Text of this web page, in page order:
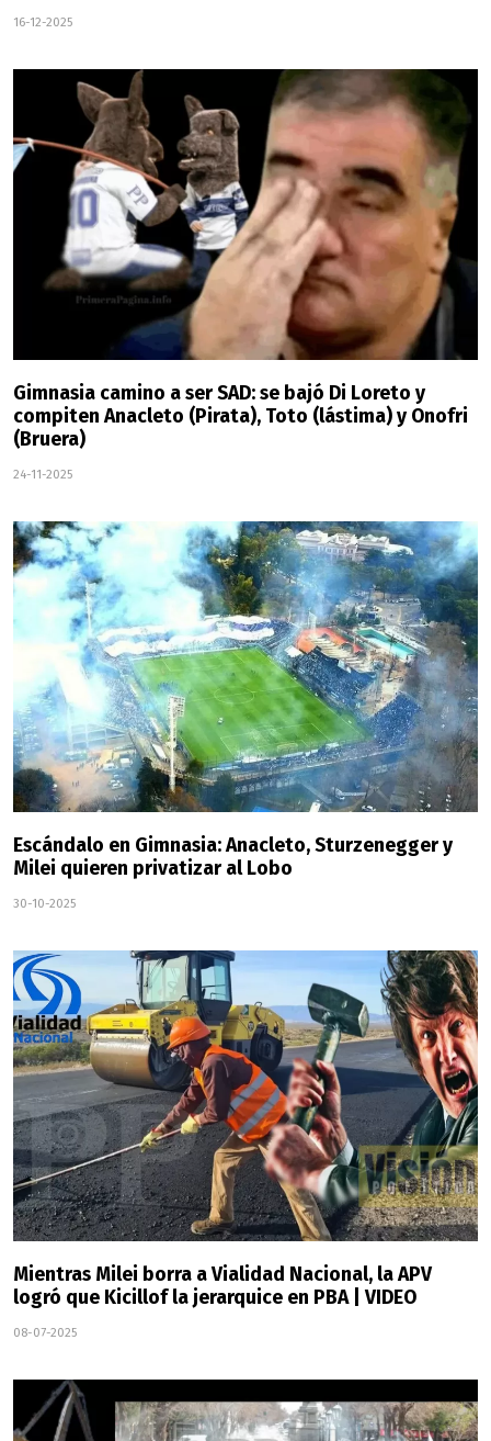
16-12-2025
Gimnasia camino a ser SAD: se bajó Di Loreto y
compiten Anacleto (Pirata), Toto (lástima) y Onofri
(Bruera)
24-11-2025
Escándalo en Gimnasia: Anacleto, Sturzenegger y
Milei quieren privatizar al Lobo
30-10-2025
Mientras Milei borra a Vialidad Nacional, la APV
logró que Kicillof la jerarquice en PBA | VIDEO
08-07-2025